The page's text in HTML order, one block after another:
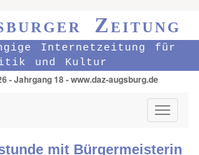
Zeitung
Internetzeitung für
und Kultur
- Jahrgang 18 - www.daz-augsburg.de
Toggle
mit Bürgermeisterin